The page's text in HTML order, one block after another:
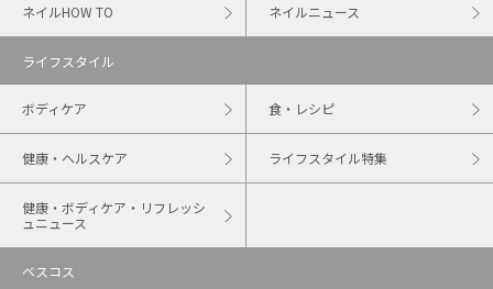
ネイルHOW TO ネイルニュース
ライフスタイル
ボディケア 食・レシピ
健康・ヘルスケア ライフスタイル特集
健康・ボディケア・リフレッシ
ュニュース
ベスコス